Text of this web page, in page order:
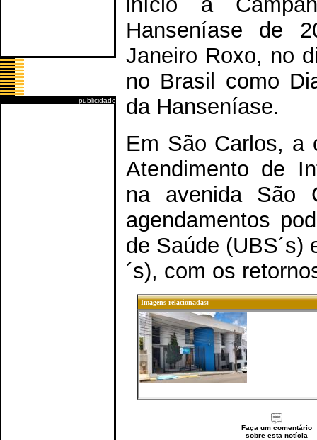
publicidade
Hanseníase de
Janeiro Roxo, no
no Brasil como
da Hanseníase.
Em São Carlos, a
Atendimento de
na avenida São
agendamentos
de Saúde (UBS´s)
´s), com os
Imagens relacionadas:
Faça um comentário
sobre esta notícia